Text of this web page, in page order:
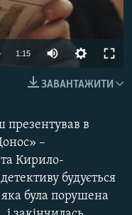
1:15
ЗАВАНТАЖИТИ
в
–
та Кирило-
будується
була порушена